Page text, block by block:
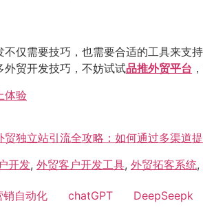
不仅需要技巧，也需要合适的工具来支
外贸开发技巧，不妨试试品推外贸平台
贸独立站引流全攻略：如何通过多渠道
开发, 外贸客户开发工具, 外贸拓客系统,
销自动化 chatGPT DeepSeepk